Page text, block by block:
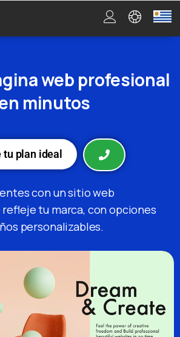
web profesional
minutos
tu plan ideal
con un sitio web
tu marca, con opciones
personalizables.